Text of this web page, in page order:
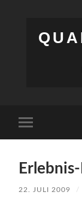
Menü
22. JULI 2009 /